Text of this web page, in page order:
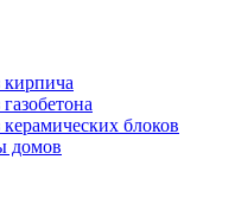
блоков
домов